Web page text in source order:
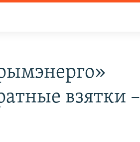
взятки –